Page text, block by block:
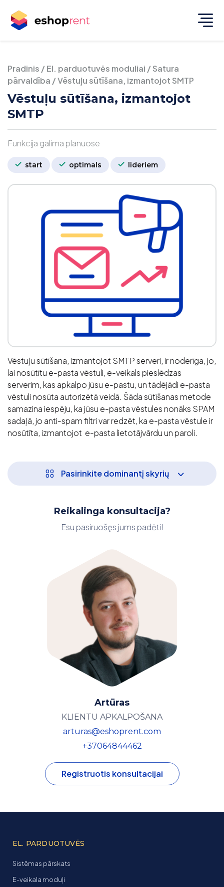
Pradinis /El. parduotuvės moduliai /Satura
pārvaldība /Vēstuļu sūtīšana, izmantojot SMTP
Vēstuļu sūtīšana, izmantojot
SMTP
Funkcija galima planuose
start optimals lideriem
Vēstuļu sūtīšana, izmantojot SMTP serveri, ir noderīga, jo,
lai nosūtītu e-pasta vēstuli, e-veikals pieslēdzas
serverim, kas apkalpo jūsu e-pastu, un tādējādi e-pasta
vēstuli nosūta autorizētā veidā. Šāda sūtīšanas metode
samazina iespēju, ka jūsu e-pasta vēstules nonāks SPAM
sadaļā, jo anti-spam filtri var redzēt, ka e-pasta vēstule ir
nosūtīta, izmantojot e-pasta lietotājvārdu un paroli.
Pasirinkite dominantį skyrių
Reikalinga konsultacija?
Esu pasiruošęs jums padėti!
Artūras
KLIENTU APKALPOŠANA
arturas@eshoprent.com
+37064844462
Registruotis konsultacijai
EL. PARDUOTUVĖS
Sistēmas pārskats
E-veikala moduļi